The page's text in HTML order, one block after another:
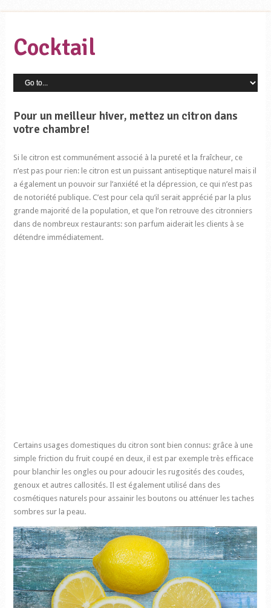
Cocktail
Pour un meilleur hiver, mettez un citron dans
votre chambre!
Si le citron est communément associé à la pureté et la fraîcheur, ce
n’est pas pour rien: le citron est un puissant antiseptique naturel mais il
a également un pouvoir sur l’anxiété et la dépression, ce qui n’est pas
de notoriété publique. C’est pour cela qu’il serait apprécié par la plus
grande majorité de la population, et que l’on retrouve des citronniers
dans de nombreux restaurants: son parfum aiderait les clients à se
détendre immédiatement.
Certains usages domestiques du citron sont bien connus: grâce à une
simple friction du fruit coupé en deux, il est par exemple très efficace
pour blanchir les ongles ou pour adoucir les rugosités des coudes,
genoux et autres callosités. Il est également utilisé dans des
cosmétiques naturels pour assainir les boutons ou atténuer les taches
sombres sur la peau.